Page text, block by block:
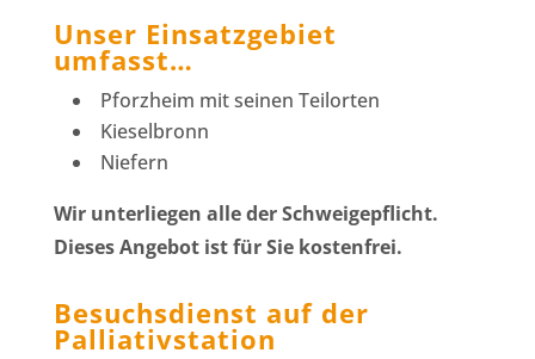
Unser Einsatzgebiet
umfasst…
Pforzheim mit seinen Teilorten
Kieselbronn
Niefern
Wir unterliegen alle der Schweigepflicht.
Dieses Angebot ist für Sie kostenfrei.
Besuchsdienst auf der
Palliativstation